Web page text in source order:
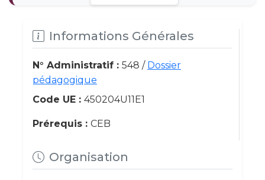
Informations Générales
N° Administratif : 548 / Dossier
pédagogique
Code UE : 450204U11E1
Prérequis : CEB
Organisation